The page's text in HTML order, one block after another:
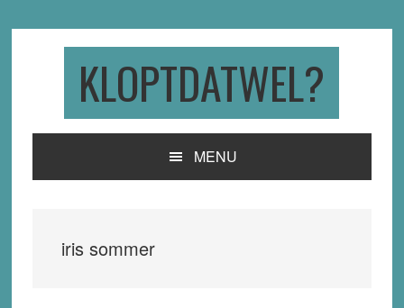
KLOPTDATWEL?
MENU
iris sommer